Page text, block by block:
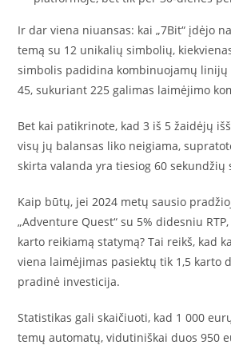
Ir dar viena niuansas: kai „7Bit“ įdėjo
temą su 12 unikalių simbolių,
simbolis padidina kombinuojamų linijų
45, sukuriant 225 galimas laimėjimo
Bet kai patikrinote, kad 3 iš 5 žaidėjų
visų jų balansas liko neigiama,
skirta valanda yra tiesiog 60 sekundžių
Kaip būtų, jei 2024 metų sausio
„Adventure Quest“ su 5% didesniu
karto reikiamą statymą? Tai reikš, kad
viena laimėjimas pasiektų tik 1,5 karto
pradinė investicija.
Statistikas gali skaičiuoti, kad 1 000
temų automatų, vidutiniškai duos 950